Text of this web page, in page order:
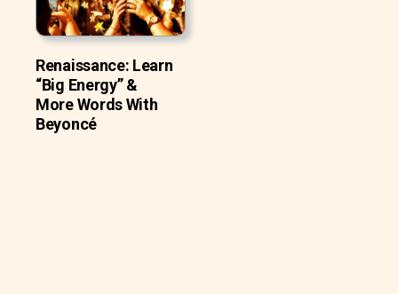
Renaissance: Learn
“Big Energy” &
More Words With
Beyoncé